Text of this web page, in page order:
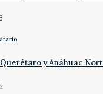
y Anáhuac